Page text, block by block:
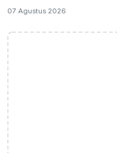
07 Agustus 2026